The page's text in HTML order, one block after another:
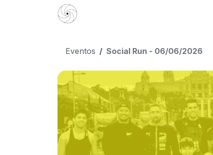
Eventos Social Run - 06/06/2026